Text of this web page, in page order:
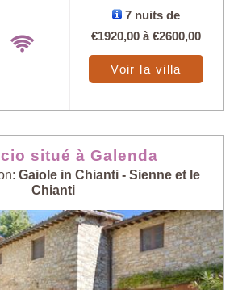
7 nuits de
€1920,00 à€2600,00
Voir la villa
situé à Galenda
Gaiole in Chianti - Sienne et le
Chianti